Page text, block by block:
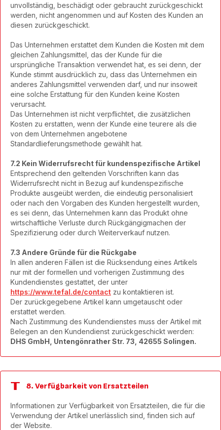
unvollständig, beschädigt oder gebraucht zurückgeschickt
werden, nicht angenommen und auf Kosten des Kunden an
diesen zurückgeschickt.
Das Unternehmen erstattet dem Kunden die Kosten mit dem
gleichen Zahlungsmittel, das der Kunde für die
ursprüngliche Transaktion verwendet hat, es sei denn, der
Kunde stimmt ausdrücklich zu, dass das Unternehmen ein
anderes Zahlungsmittel verwenden darf, und nur insoweit
eine solche Erstattung für den Kunden keine Kosten
verursacht.
Das Unternehmen ist nicht verpflichtet, die zusätzlichen
Kosten zu erstatten, wenn der Kunde eine teurere als die
von dem Unternehmen angebotene
Standardlieferungsmethode gewählt hat.
7.2 Kein Widerrufsrecht für kundenspezifische Artikel
Entsprechend den geltenden Vorschriften kann das
Widerrufsrecht nicht in Bezug auf kundenspezifische
Produkte ausgeübt werden, die eindeutig personalisiert
oder nach den Vorgaben des Kunden hergestellt wurden,
es sei denn, das Unternehmen kann das Produkt ohne
wirtschaftliche Verluste durch Rückgängigmachen der
Spezifizierung oder durch Weiterverkauf nutzen.
7.3 Andere Gründe für die Rückgabe
In allen anderen Fällen ist die Rücksendung eines Artikels
nur mit der formellen und vorherigen Zustimmung des
Kundendienstes gestattet, der unter
https://www.tefal.de/contact zu kontaktieren ist.
Der zurückgegebene Artikel kann umgetauscht oder
erstattet werden.
Nach Zustimmung des Kundendienstes muss der Artikel mit
Belegen an den Kundendienst zurückgeschickt werden:
DHS GmbH, Untengönrather Str. 73, 42655 Solingen.
8. Verfügbarkeit von Ersatzteilen
Informationen zur Verfügbarkeit von Ersatzteilen, die für die
Verwendung der Artikel unerlässlich sind, finden sich auf
der Website.